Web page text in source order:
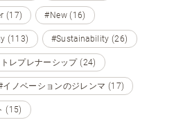
(17) #New (16)
(113) #Sustainability (26)
レプレナーシップ (24)
イノベーションのジレンマ (17)
(15)